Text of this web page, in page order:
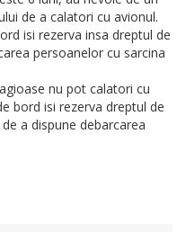
de a calatori cu avionul.
isi rezerva insa dreptul de
persoanelor cu sarcina
nu pot calatori cu
bord isi rezerva dreptul de
a dispune debarcarea